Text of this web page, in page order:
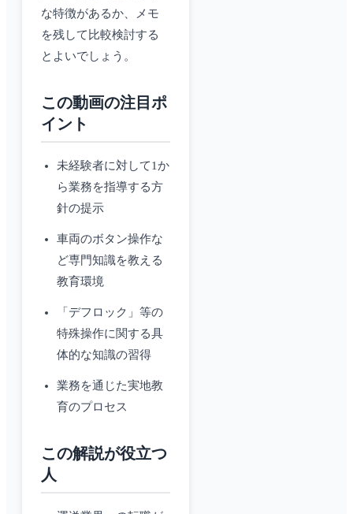
な特徴があるか、メモ
を残して比較検討する
とよいでしょう。
この動画の注目ポ
イント
未経験者に対して1か
ら業務を指導する方
針の提示
車両のボタン操作な
ど専門知識を教える
教育環境
「デフロック」等の
特殊操作に関する具
体的な知識の習得
業務を通じた実地教
育のプロセス
この解説が役立つ
人